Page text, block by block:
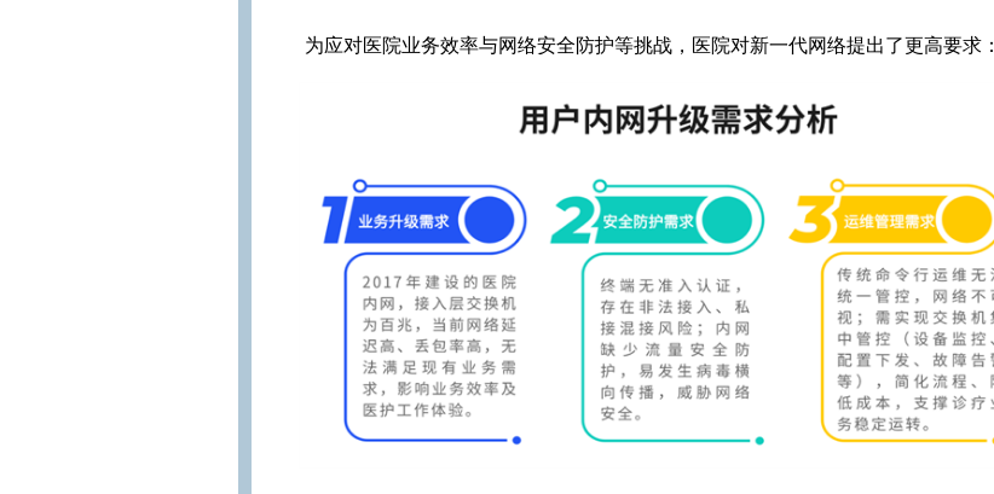
为应对医院业务效率与网络安全防护等挑战，医院对新一代网络提出了更高要求：